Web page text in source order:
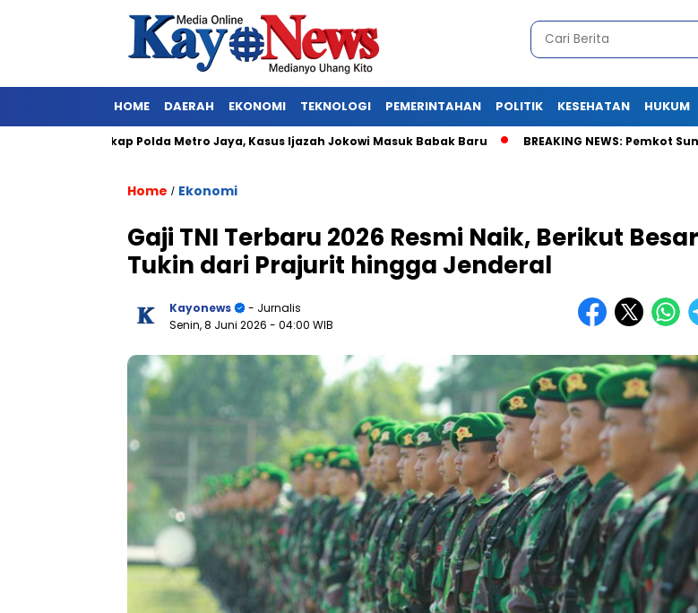
HOME DAERAH EKONOMI TEKNOLOGI PEMERINTAHAN POLITIK KESEHATAN HUKUM
Ditangkap Polda Metro Jaya, Kasus Ijazah Jokowi Masuk Babak Baru BREAKING NEWS: Pemkot Sungai
Home / Ekonomi
Gaji TNI Terbaru 2026 Resmi Naik, Berikut
Tukin dari Prajurit hingga Jenderal
Kayonews
- Jurnalis
Senin, 8 Juni 2026 - 04:00 WIB